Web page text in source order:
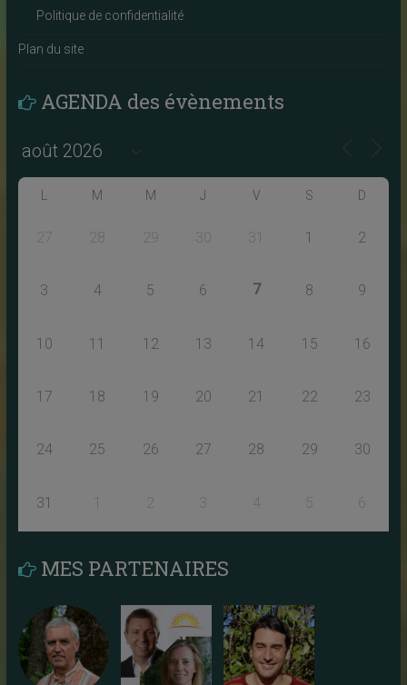
Politique de confidentialité
Plan du site
AGENDA des évènements
M M J V S D
27 28 29 30 31 1 2
3 4 5 6 7 8 9
10 11 12 13 14 15 16
17 18 19 20 21 22 23
24 25 26 27 28 29 30
31 1 3 4 5 6
MES PARTENAIRES